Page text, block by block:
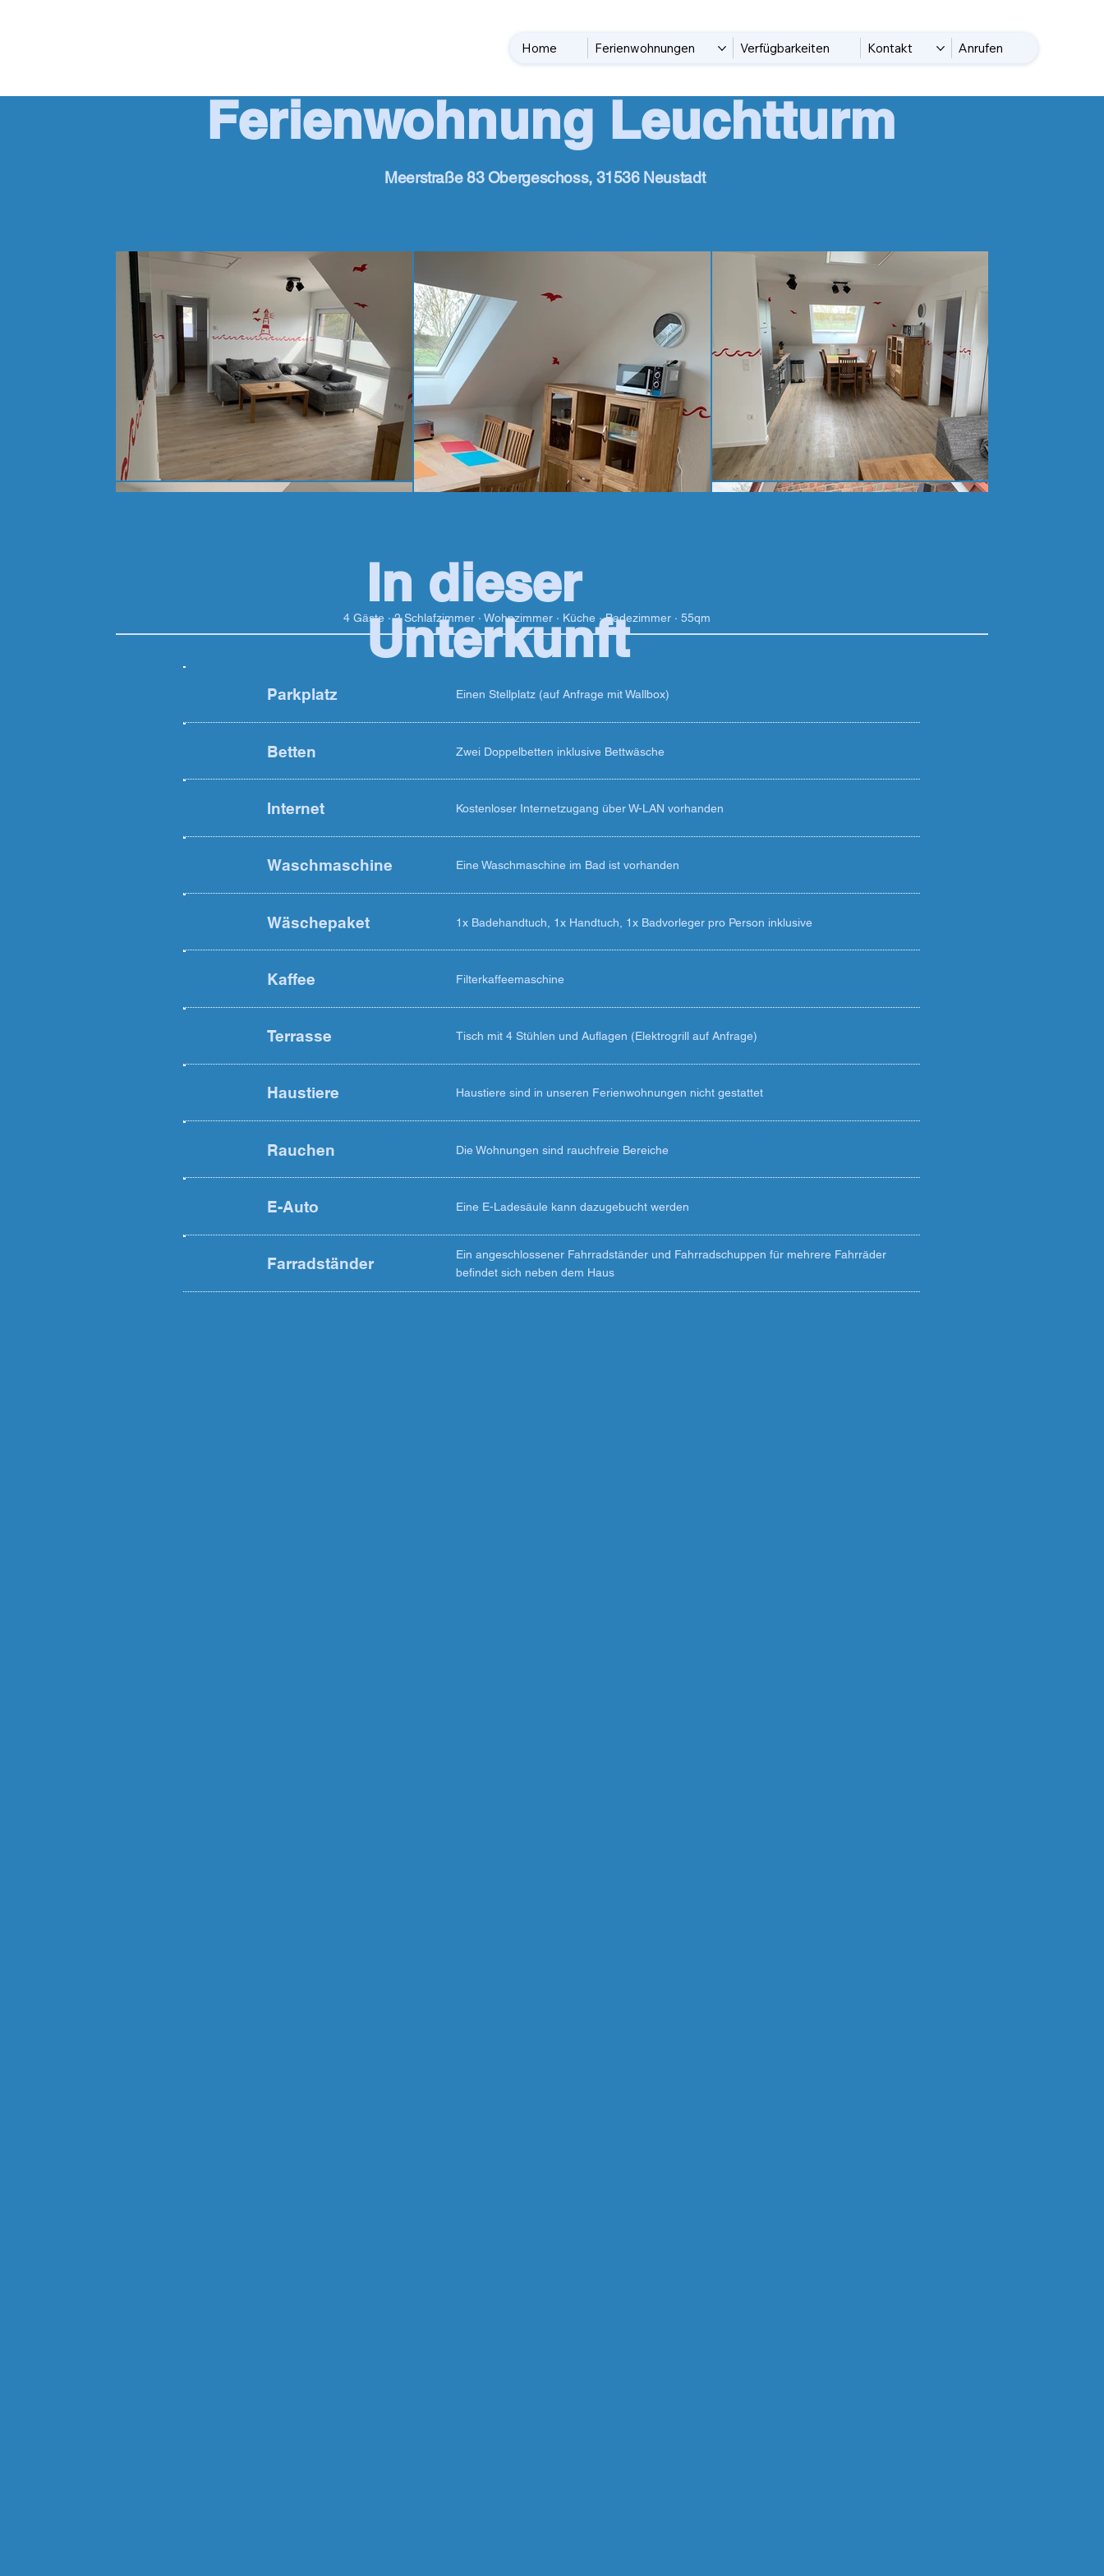
Home Ferienwohnungen Verfügbarkeiten Kontakt Anrufen
Ferienwohnung Leuchtturm
Meerstraße 83 Obergeschoss, 31536 Neustadt
In dieser
Unterkunft
4 Gäste · 2 Schlafzimmer · Wohnzimmer · Küche · Badezimmer · 55qm
Parkplatz Einen Stellplatz (auf Anfrage mit Wallbox)
Betten Zwei Doppelbetten inklusive Bettwäsche
Internet Kostenloser Internetzugang über W-LAN vorhanden
Waschmaschine Eine Waschmaschine im Bad ist vorhanden
Wäschepaket 1x Badehandtuch, 1x Handtuch, 1x Badvorleger pro Person inklusive
Kaffee Filterkaffeemaschine
Terrasse Tisch mit 4 Stühlen und Auflagen (Elektrogrill auf Anfrage)
Haustiere Haustiere sind in unseren Ferienwohnungen nicht gestattet
Rauchen Die Wohnungen sind rauchfreie Bereiche
E-Auto Eine E-Ladesäule kann dazugebucht werden
Farradständer
Ein angeschlossener Fahrradständer und Fahrradschuppen für mehrere Fahrräder
befindet sich neben dem Haus